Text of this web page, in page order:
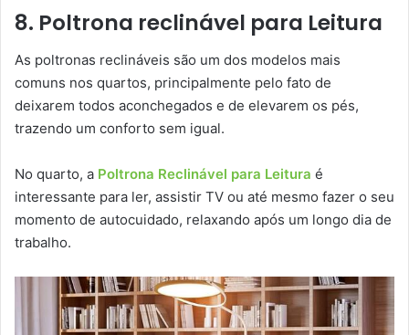
8. Poltrona reclinável para Leitura
As poltronas reclináveis são um dos modelos mais
comuns nos quartos, principalmente pelo fato de
deixarem todos aconchegados e de elevarem os pés,
trazendo um conforto sem igual.
No quarto, a Poltrona Reclinável para Leitura é
interessante para ler, assistir TV ou até mesmo fazer o seu
momento de autocuidado, relaxando após um longo dia de
trabalho.